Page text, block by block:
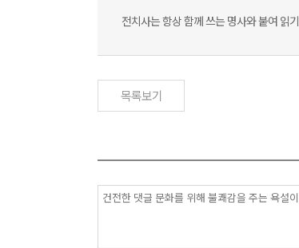
전치사는 항상 함께 쓰는 명사와 붙여 읽기
목록보기